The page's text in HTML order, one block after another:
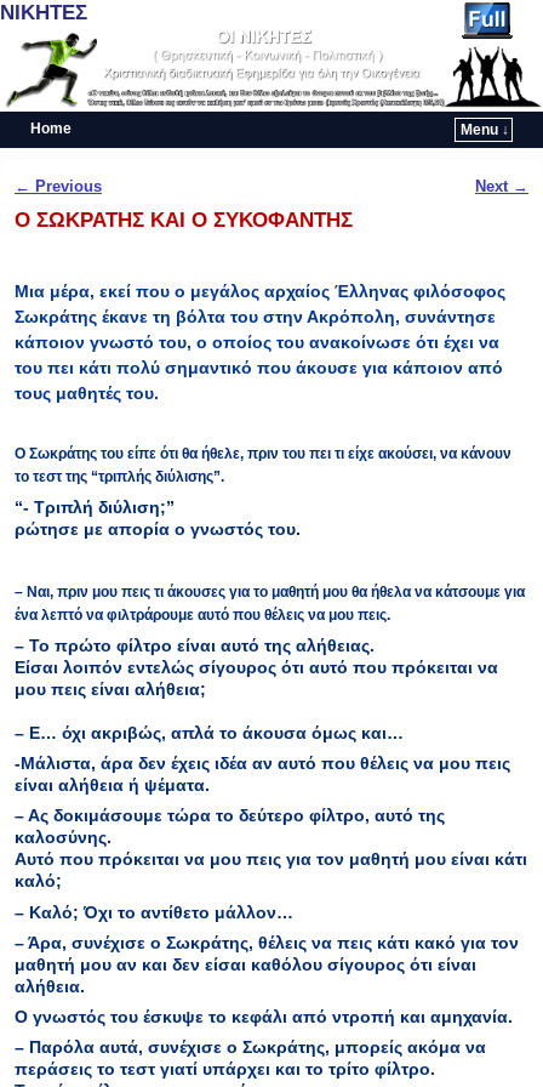
ΝΙΚΗΤΕΣ
Home
Menu ↓
Post navigation
← Previous Next →
Ο ΣΩΚΡΑΤΗΣ ΚΑΙ Ο ΣΥΚΟΦΑΝΤΗΣ
Μια μέρα, εκεί που ο μεγάλος αρχαίος Έλληνας φιλόσοφος
Σωκράτης έκανε τη βόλτα του στην Ακρόπολη, συνάντησε
κάποιον γνωστό του, ο οποίος του ανακοίνωσε ότι έχει να
του πει κάτι πολύ σημαντικό που άκουσε για κάποιον από
τους μαθητές του.
Ο Σωκράτης του είπε ότι θα ήθελε, πριν του πει τι είχε ακούσει, να κάνουν
το τεστ της “τριπλής διύλισης”.
“- Τριπλή διύλιση;”
ρώτησε με απορία ο γνωστός του.
– Ναι, πριν μου πεις τι άκουσες για το μαθητή μου θα ήθελα να κάτσουμε για
ένα λεπτό να φιλτράρουμε αυτό που θέλεις να μου πεις.
– Το πρώτο φίλτρο είναι αυτό της αλήθειας.
Είσαι λοιπόν εντελώς σίγουρος ότι αυτό που πρόκειται να
μου πεις είναι αλήθεια;
– Ε… όχι ακριβώς, απλά το άκουσα όμως και…
-Μάλιστα, άρα δεν έχεις ιδέα αν αυτό που θέλεις να μου πεις
είναι αλήθεια ή ψέματα.
– Ας δοκιμάσουμε τώρα το δεύτερο φίλτρο, αυτό της
καλοσύνης.
Αυτό που πρόκειται να μου πεις για τον μαθητή μου είναι κάτι
καλό;
– Καλό; Όχι το αντίθετο μάλλον…
– Άρα, συνέχισε ο Σωκράτης, θέλεις να πεις κάτι κακό για τον
μαθητή μου αν και δεν είσαι καθόλου σίγουρος ότι είναι
αλήθεια.
Ο γνωστός του έσκυψε το κεφάλι από ντροπή και αμηχανία.
– Παρόλα αυτά, συνέχισε ο Σωκράτης, μπορείς ακόμα να
περάσεις το τεστ γιατί υπάρχει και το τρίτο φίλτρο.